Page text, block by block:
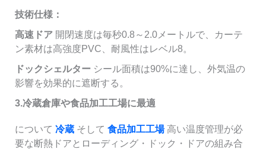
技術仕様：
高速ドア開閉速度は毎秒0.8～2.0メートルで、カーテ
ン素材は高強度PVC、耐風性はレベル8。
ドックシェルターシール面積は90%に達し、外気温の
影響を効果的に遮断する。
3.冷蔵倉庫や食品加工工場に最適
について 冷蔵そして 食品加工工場高い温度管理が必
要な断熱ドアとローディング・ドック・ドアの組み合